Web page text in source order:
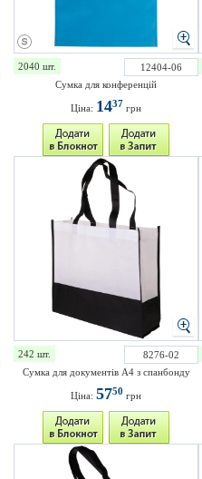
2040 шт.
12404-06
Сумка для конференцій
Ціна: 1437 грн
242 шт.
8276-02
Сумка для документів А4 з спанбонду
Ціна: 5750 грн